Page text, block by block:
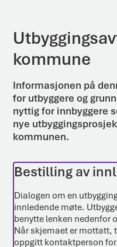
kommune
Informasjonen på
for utbyggere og
nyttig for innbyggere
nye
kommunen.
Bestilling av
Dialogen om en
innledende møte.
benytte lenken nedenfor
Når skjemaet er mottatt,
oppgitt kontaktperson